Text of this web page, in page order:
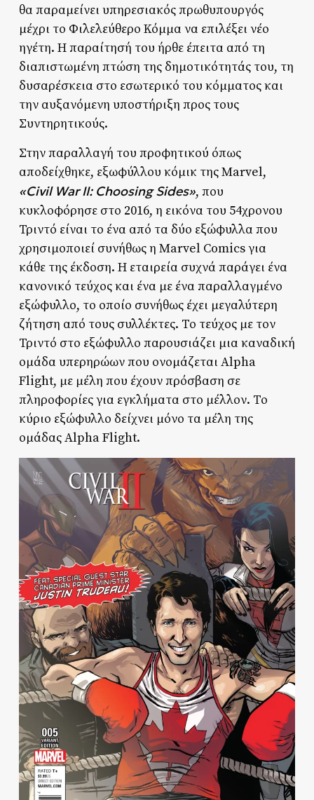
θα παραμείνει υπηρεσιακός πρωθυπουργός
μέχρι το Φιλελεύθερο Κόμμα να επιλέξει νέο
ηγέτη. Η παραίτησή του ήρθε έπειτα από τη
διαπιστωμένη πτώση της δημοτικότητάς του, τη
δυσαρέσκεια στο εσωτερικό του κόμματος και
την αυξανόμενη υποστήριξη προς τους
Συντηρητικούς.
Στην παραλλαγή του προφητικού όπως
αποδείχθηκε, εξωφύλλου κόμικ της Marvel,
«Civil War II: Choosing Sides», που
κυκλοφόρησε στο 2016, η εικόνα του 54χρονου
Τριντό είναι το ένα από τα δύο εξώφυλλα που
χρησιμοποιεί συνήθως η Marvel Comics για
κάθε της έκδοση. Η εταιρεία συχνά παράγει ένα
κανονικό τεύχος και ένα με ένα παραλλαγμένο
εξώφυλλο, το οποίο συνήθως έχει μεγαλύτερη
ζήτηση από τους συλλέκτες. Το τεύχος με τον
Τριντό στο εξώφυλλο παρουσιάζει μια καναδική
ομάδα υπερηρώων που ονομάζεται Alpha
Flight, με μέλη που έχουν πρόσβαση σε
πληροφορίες για εγκλήματα στο μέλλον. Το
κύριο εξώφυλλο δείχνει μόνο τα μέλη της
ομάδας Alpha Flight.